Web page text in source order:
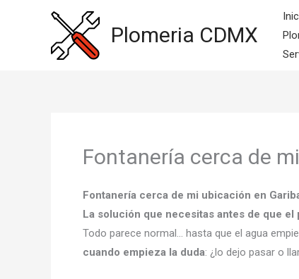
Plomeria CDMX
Fontanería cerca de
Fontanería cerca de mi ubicación en
La solución que necesitas antes de que el
Todo parece normal… hasta que el agua
cuando empieza la duda: ¿lo dejo pasar o